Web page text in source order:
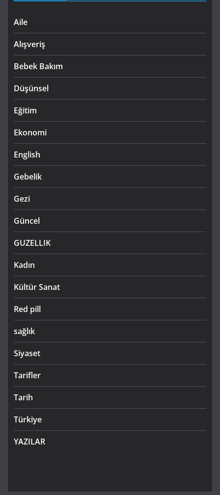
Aile
Alışveriş
Bebek Bakım
Düşünsel
Eğitim
Ekonomi
English
Gebelik
Gezi
Güncel
GUZELLIK
Kadın
Kültür Sanat
Red pill
sağlık
Siyaset
Tarifler
Tarih
Türkiye
YAZILAR